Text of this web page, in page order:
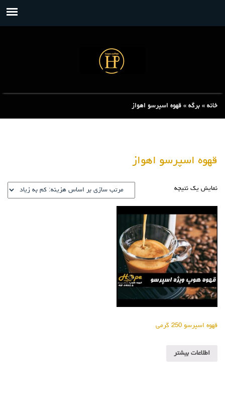
خانه » برگه » قهوه اسپرسو اهواز
قهوه اسپرسو اهواز
نمایش یک نتیجه
قهوه اسپرسو 250 گرمی
اطلاعات بیشتر